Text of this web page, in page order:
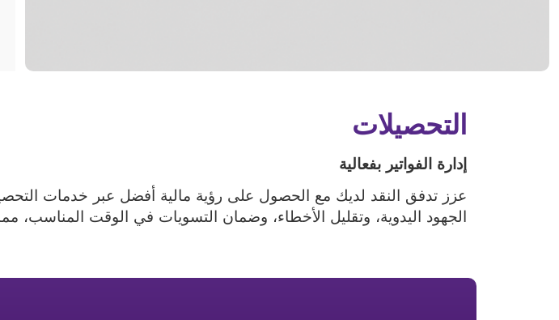
التحصيلات
إدارة الفواتير بفعالية
عزز تدفق النقد لديك مع الحصول على رؤية مالية أفضل عبر خدمات
الجهود اليدوية، وتقليل الأخطاء، وضمان التسويات في الوقت المناسب،